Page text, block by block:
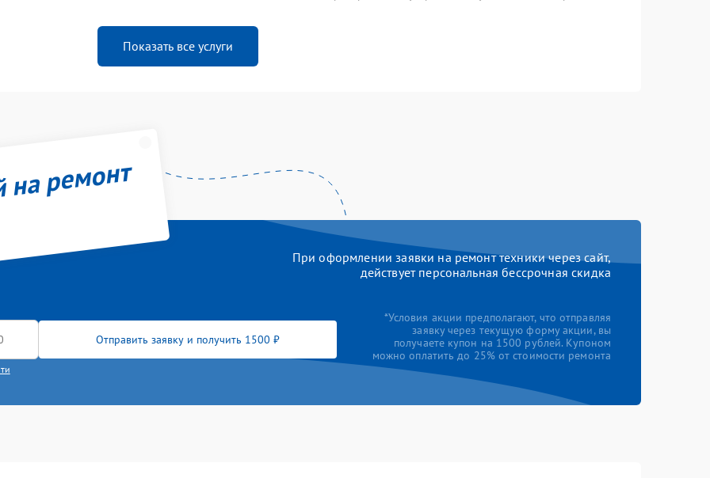
Показать все услуги
ремонт
При оформлении заявки на ремонт техники через сайт,
действует персональная бессрочная скидка
Отправить заявку и получить 1500 ₽
*Условия акции предполагают, что отправляя
заявку через текущую форму акции, вы
получаете купон на 1500 рублей. Купоном
можно оплатить до 25% от стоимости ремонта